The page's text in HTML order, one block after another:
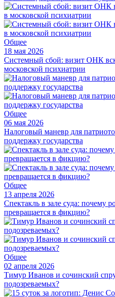
Общее
18 мая 2026
Системный сбой: визит ОНК
московской психиатрии
Общее
06 мая 2026
Налоговый маневр для
поддержку государства
Общее
13 апреля 2026
Спектакль в зале суда: почему
превращается в фикцию?
Общее
02 апреля 2026
Тимур Иванов и сочинский
подозреваемых?